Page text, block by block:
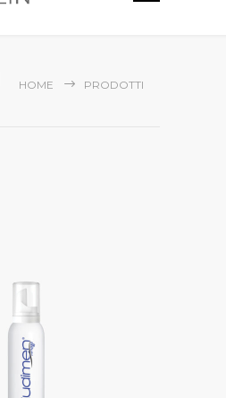
HOME PRODOTTI